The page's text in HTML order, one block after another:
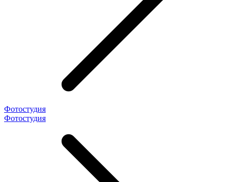
Фотостудия
Фотостудия